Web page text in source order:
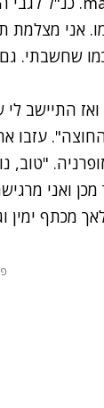
אני
שחשבתי.
בלי, ואז
עזבו
מכן ואני
מכתף